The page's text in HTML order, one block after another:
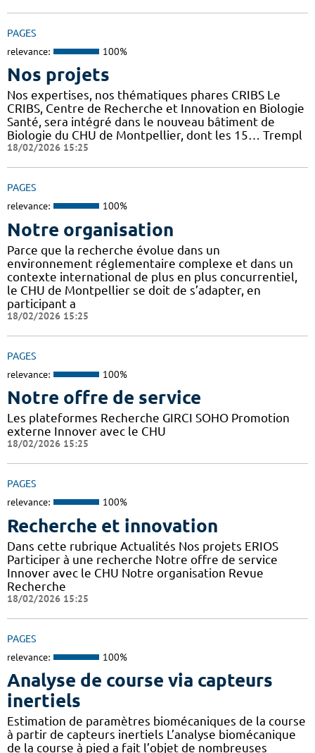
PAGES
relevance: 100%
Nos projets
Nos expertises, nos thématiques phares CRIBS Le
CRIBS, Centre de Recherche et Innovation en Biologie
Santé, sera intégré dans le nouveau bâtiment de
Biologie du CHU de Montpellier, dont les 15… Trempl
18/02/2026 15:25
PAGES
relevance: 100%
Notre organisation
Parce que la recherche évolue dans un
environnement réglementaire complexe et dans un
contexte international de plus en plus concurrentiel,
le CHU de Montpellier se doit de s’adapter, en
participant a
18/02/2026 15:25
PAGES
relevance: 100%
Notre offre de service
Les plateformes Recherche GIRCI SOHO Promotion
externe Innover avec le CHU
18/02/2026 15:25
PAGES
relevance: 100%
Recherche et innovation
Dans cette rubrique Actualités Nos projets ERIOS
Participer à une recherche Notre offre de service
Innover avec le CHU Notre organisation Revue
Recherche
18/02/2026 15:25
PAGES
relevance: 100%
Analyse de course via capteurs
inertiels
Estimation de paramètres biomécaniques de la course
à partir de capteurs inertiels L’analyse biomécanique
de la course à pied a fait l’objet de nombreuses